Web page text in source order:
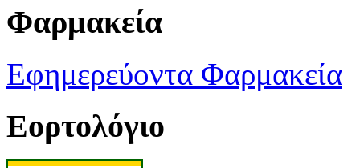
Φαρμακεία
Εφημερεύοντα Φαρμακεία
Εορτολόγιο